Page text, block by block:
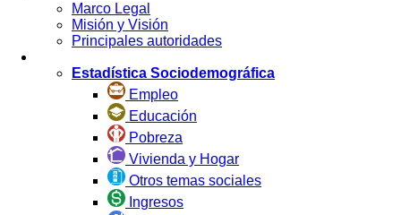
Marco Legal
Misión y Visión
Principales autoridades
Estadística Sociodemográfica
Empleo
Educación
Pobreza
Vivienda y Hogar
Otros temas sociales
Ingresos